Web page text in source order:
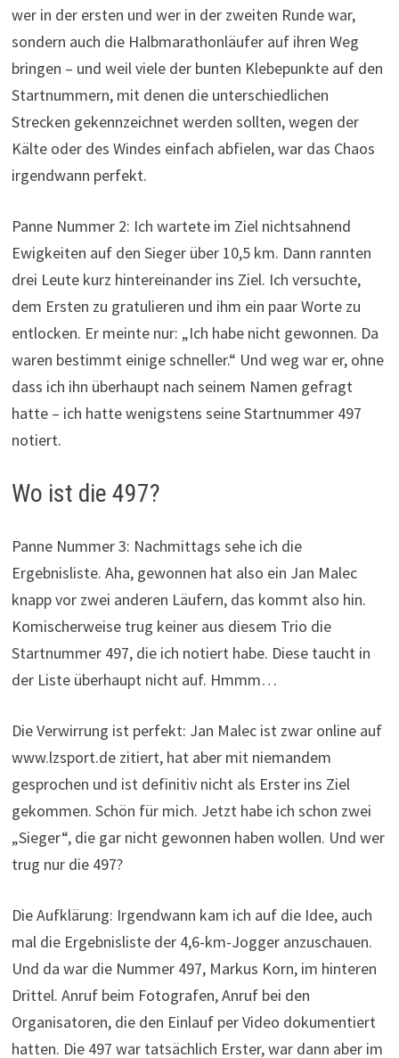
wer in der ersten und wer in der zweiten Runde war,
sondern auch die Halbmarathonläufer auf ihren Weg
bringen – und weil viele der bunten Klebepunkte auf den
Startnummern, mit denen die unterschiedlichen
Strecken gekennzeichnet werden sollten, wegen der
Kälte oder des Windes einfach abfielen, war das Chaos
irgendwann perfekt.
Panne Nummer 2: Ich wartete im Ziel nichtsahnend
Ewigkeiten auf den Sieger über 10,5 km. Dann rannten
drei Leute kurz hintereinander ins Ziel. Ich versuchte,
dem Ersten zu gratulieren und ihm ein paar Worte zu
entlocken. Er meinte nur: „Ich habe nicht gewonnen. Da
waren bestimmt einige schneller.“ Und weg war er, ohne
dass ich ihn überhaupt nach seinem Namen gefragt
hatte – ich hatte wenigstens seine Startnummer 497
notiert.
Wo ist die 497?
Panne Nummer 3: Nachmittags sehe ich die
Ergebnisliste. Aha, gewonnen hat also ein Jan Malec
knapp vor zwei anderen Läufern, das kommt also hin.
Komischerweise trug keiner aus diesem Trio die
Startnummer 497, die ich notiert habe. Diese taucht in
der Liste überhaupt nicht auf. Hmmm…
Die Verwirrung ist perfekt: Jan Malec ist zwar online auf
www.lzsport.de zitiert, hat aber mit niemandem
gesprochen und ist definitiv nicht als Erster ins Ziel
gekommen. Schön für mich. Jetzt habe ich schon zwei
„Sieger“, die gar nicht gewonnen haben wollen. Und wer
trug nur die 497?
Die Aufklärung: Irgendwann kam ich auf die Idee, auch
mal die Ergebnisliste der 4,6-km-Jogger anzuschauen.
Und da war die Nummer 497, Markus Korn, im hinteren
Drittel. Anruf beim Fotografen, Anruf bei den
Organisatoren, die den Einlauf per Video dokumentiert
hatten. Die 497 war tatsächlich Erster, war dann aber im